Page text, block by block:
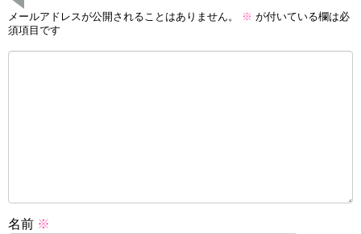
メールアドレスが公開されることはありません。 ※ が付いている欄は必
須項目です
名前 ※